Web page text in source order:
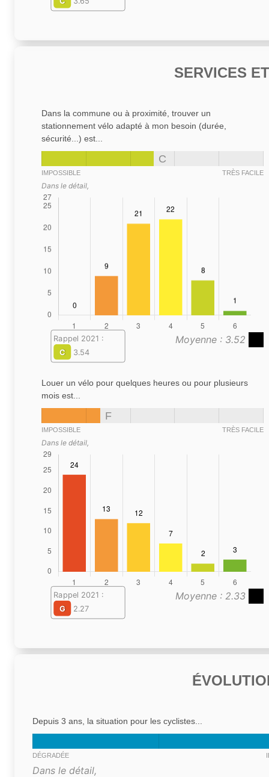
SERVICES
Dans la commune ou à proximité, trouver un
stationnement vélo adapté à mon besoin (durée,
sécurité...) est...
C
IMPOSSIBLE TRÈS FACILE
Dans le détail,
Moyenne : 3.52
Rappel 2021 :
C
3.54
Louer un vélo pour quelques heures ou pour plusieurs
mois est...
F
IMPOSSIBLE TRÈS FACILE
Dans le détail,
Moyenne : 2.33
Rappel 2021 :
G
2.27
Depuis 3 ans, la situation pour les cyclistes...
DÉGRADÉE
Dans le détail,